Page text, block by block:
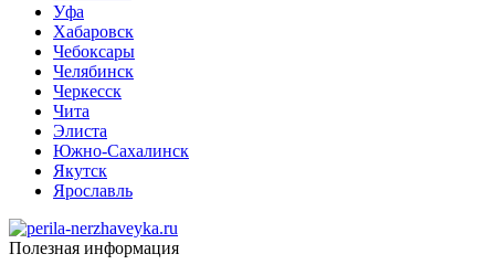
Уфа
Хабаровск
Чебоксары
Челябинск
Черкесск
Чита
Элиста
Южно-Сахалинск
Якутск
Ярославль
Полезная информация